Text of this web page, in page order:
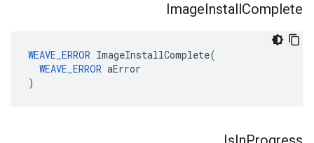
ImageInstallComplete
WEAVE_ERROR ImageInstallComplete(
WEAVE_ERROR aError
)